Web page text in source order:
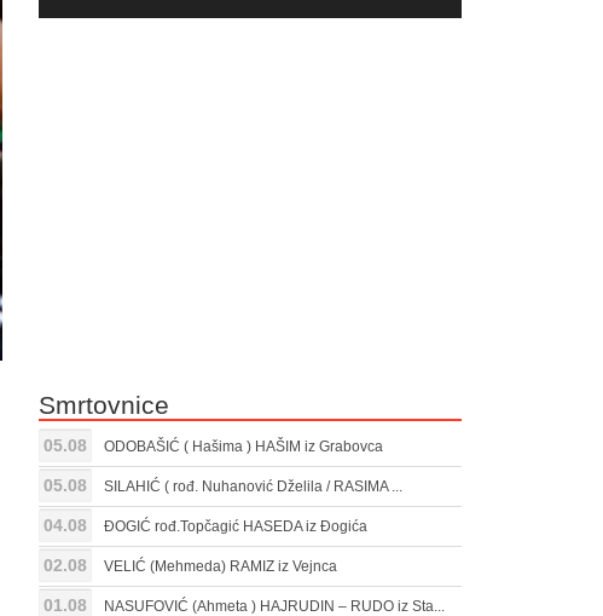
Gore/Dole
Smrtovnice
05.08 ODOBAŠIĆ ( Hašima ) HAŠIM iz Grabovca
05.08 SILAHIĆ ( rođ. Nuhanović Dželila / RASIMA ...
04.08 ĐOGIĆ rođ.Topčagić HASEDA iz Đogića
02.08 VELIĆ (Mehmeda) RAMIZ iz Vejnca
01.08 NASUFOVIĆ (Ahmeta ) HAJRUDIN – RUDO iz Sta...